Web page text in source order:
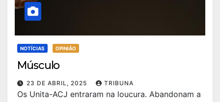
NOTÍCIAS OPINIÃO
Músculo
23 DE ABRIL, 2025 TRIBUNA
Os Unita-ACJ entraram na loucura. Abandonam a